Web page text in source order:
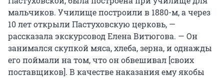
мальчиков. Училище построили в 1880-м, а через
10 лет открыли Пастуховскую церковь, —
рассказала экскурсовод Елена Витюгова. — Он
занимался скупкой мяса, хлеба, зерна, и однажды
его поймали на том, что он обвешивал [своих
поставщиков]. В качестве наказания ему якобы